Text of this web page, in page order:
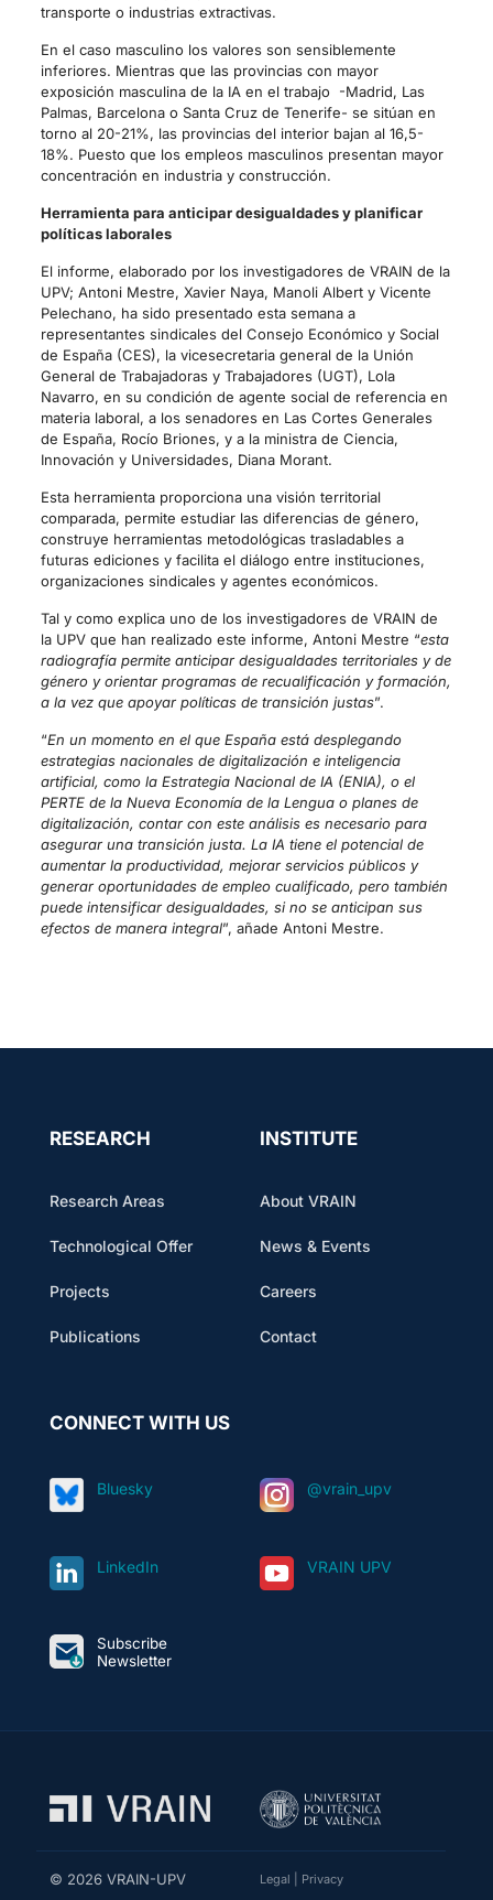
transporte o industrias extractivas.
En el caso masculino los valores son sensiblemente
inferiores. Mientras que las provincias con mayor
exposición masculina de la IA en el trabajo -Madrid, Las
Palmas, Barcelona o Santa Cruz de Tenerife- se sitúan en
torno al 20-21%, las provincias del interior bajan al 16,5-
18%. Puesto que los empleos masculinos presentan mayor
concentración en industria y construcción.
Herramienta para anticipar desigualdades y planificar
políticas laborales
El informe, elaborado por los investigadores de VRAIN de la
UPV; Antoni Mestre, Xavier Naya, Manoli Albert y Vicente
Pelechano, ha sido presentado esta semana a
representantes sindicales del Consejo Económico y Social
de España (CES), la vicesecretaria general de la Unión
General de Trabajadoras y Trabajadores (UGT), Lola
Navarro, en su condición de agente social de referencia en
materia laboral, a los senadores en Las Cortes Generales
de España, Rocío Briones, y a la ministra de Ciencia,
Innovación y Universidades, Diana Morant.
Esta herramienta proporciona una visión territorial
comparada, permite estudiar las diferencias de género,
construye herramientas metodológicas trasladables a
futuras ediciones y facilita el diálogo entre instituciones,
organizaciones sindicales y agentes económicos.
Tal y como explica uno de los investigadores de VRAIN de
la UPV que han realizado este informe, Antoni Mestre “esta
radiografía permite anticipar desigualdades territoriales y de
género y orientar programas de recualificación y formación,
a la vez que apoyar políticas de transición justas”.
“En un momento en el que España está desplegando
estrategias nacionales de digitalización e inteligencia
artificial, como la Estrategia Nacional de IA (ENIA), o el
PERTE de la Nueva Economía de la Lengua o planes de
digitalización, contar con este análisis es necesario para
asegurar una transición justa. La IA tiene el potencial de
aumentar la productividad, mejorar servicios públicos y
generar oportunidades de empleo cualificado, pero también
puede intensificar desigualdades, si no se anticipan sus
efectos de manera integral”, añade Antoni Mestre.
RESEARCH
Research Areas
Technological Offer
Projects
Publications
INSTITUTE
About VRAIN
News & Events
Careers
Contact
CONNECT WITH US
Bluesky @vrain_upv
LinkedIn VRAIN UPV
Subscribe
Newsletter
© 2026 VRAIN-UPV Legal Privacy